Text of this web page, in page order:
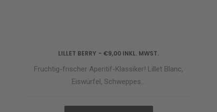
IN DEN WARENKORB
LILLET BERRY €9,00 INKL. MWST.
Fruchtig-frischer Aperitif-Klassiker! Lillet Blanc,
Eiswürfel, Schweppes…